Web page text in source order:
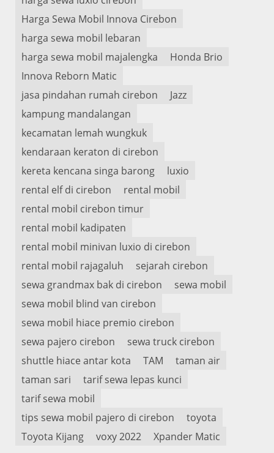
Harga Sewa Mobil Innova Cirebon
harga sewa mobil lebaran
harga sewa mobil majalengka
Honda Brio
Innova Reborn Matic
jasa pindahan rumah cirebon
Jazz
kampung mandalangan
kecamatan lemah wungkuk
kendaraan keraton di cirebon
kereta kencana singa barong
luxio
rental elf di cirebon
rental mobil
rental mobil cirebon timur
rental mobil kadipaten
rental mobil minivan luxio di cirebon
rental mobil rajagaluh
sejarah cirebon
sewa grandmax bak di cirebon
sewa mobil
sewa mobil blind van cirebon
sewa mobil hiace premio cirebon
sewa pajero cirebon
sewa truck cirebon
shuttle hiace antar kota
TAM
taman air
taman sari
tarif sewa lepas kunci
tarif sewa mobil
tips sewa mobil pajero di cirebon
toyota
Toyota Kijang
voxy 2022 Xpander Matic